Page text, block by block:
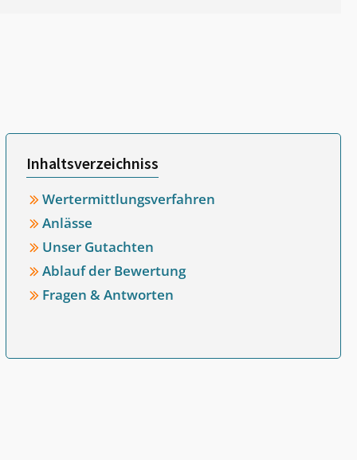
Inhaltsverzeichniss
Wertermittlungsverfahren
Anlässe
Unser Gutachten
Ablauf der Bewertung
Fragen & Antworten